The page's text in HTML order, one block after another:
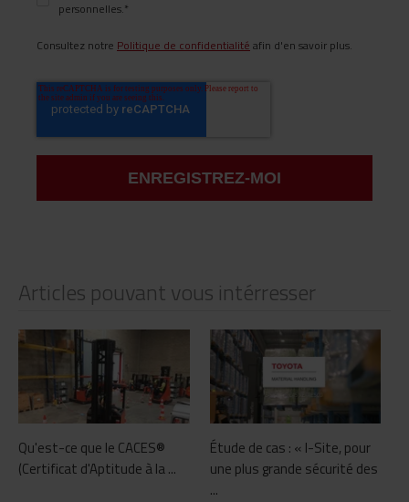
personnelles.*
Consultez notre Politique de confidentialité afin d'en savoir plus.
Articles pouvant vous intérresser
Qu'est-ce que le CACES®
(Certificat d'Aptitude à la ...
Étude de cas : « I-Site, pour
une plus grande sécurité des
...